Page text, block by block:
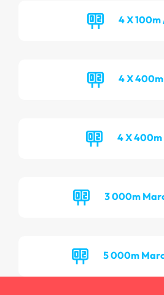
4 X 100m
4 X 400m
4 X 400m
3 000m
5 000m